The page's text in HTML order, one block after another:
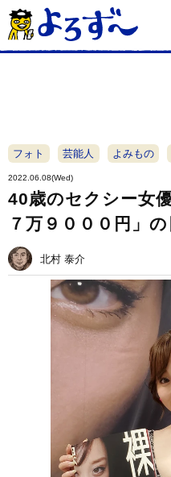
フォト 芸能人 よみもの
2022.06.08(Wed)
40歳のセクシー女
７万９０００円」
北村 泰介